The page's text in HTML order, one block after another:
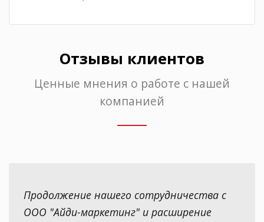
Отзывы клиентов
Ценные мнения о работе с нашей
компанией
Продолжение нашего сотрудничества с
ООО "Айди-маркетинг" и расширение